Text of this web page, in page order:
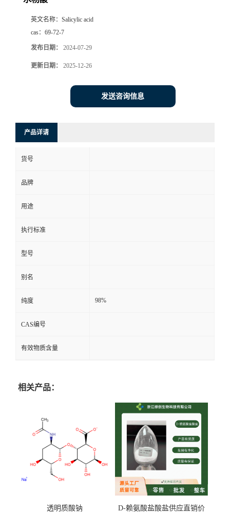
英文名称： Salicylic acid
cas： 69-72-7
发布日期： 2024-07-29
更新日期： 2025-12-26
发送咨询信息
产品详请
货号
品牌
用途
执行标准
型号
别名
纯度 98%
CAS编号
有效物质含量
相关产品：
透明质酸钠
D-赖氨酸盐酸盐供应直销价